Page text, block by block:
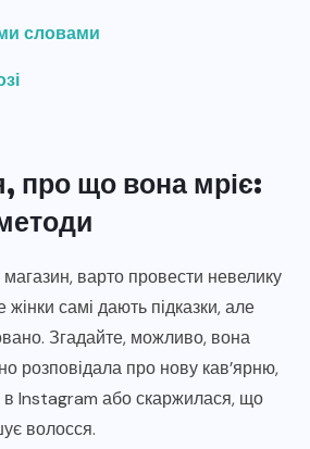
словами
про що вона мріє:
варто провести невелику
жінки самі дають підказки, але
Згадайте, можливо, вона
розповідала про нову кав’ярню,
в Instagram або скаржилася, що
волосся.